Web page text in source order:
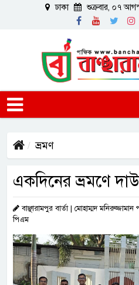
ঢাকা শুক্রবার, ০৭
ভ্রমণ
একদিনের ভ্রমণে
বাঞ্ছারামপুর বার্তা | মোহাম্মদ মনিরুজ্জামান
পিএম